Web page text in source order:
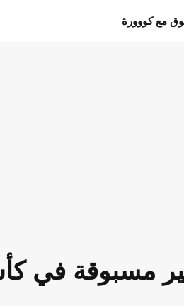
مع كووورة
مسبوقة في